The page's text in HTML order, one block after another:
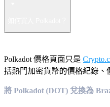
Polkadot 價格頁面只是
括熱門加密貨幣的價格紀錄、
將 Polkadot (DOT) 兌換為